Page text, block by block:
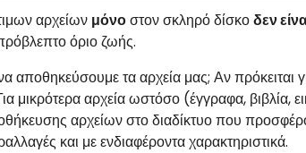
αρχείων μόνοστον σκληρό δίσκοδεν
όριο ζωής.
τα αρχεία μας; Αν πρόκειται
μικρότερα αρχεία ωστόσο (έγγραφα, βιβλία,
αρχείων στο διαδίκτυο που
και με ενδιαφέροντα χαρακτηριστικά.